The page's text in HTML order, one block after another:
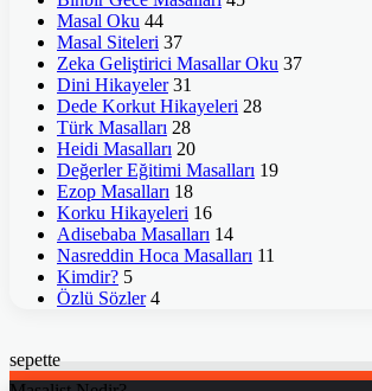
Masal Oku 44
Masal Siteleri 37
Zeka Geliştirici Masallar Oku 37
Dini Hikayeler 31
Dede Korkut Hikayeleri 28
Türk Masalları 28
Heidi Masalları 20
Değerler Eğitimi Masalları 19
Ezop Masalları 18
Korku Hikayeleri 16
Adisebaba Masalları 14
Nasreddin Hoca Masalları 11
Kimdir? 5
Özlü Sözler 4
sepette